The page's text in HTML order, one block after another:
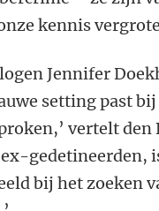
kennis
Jennifer
setting past
vertelt den
gedetineerden,
bij het zoeken